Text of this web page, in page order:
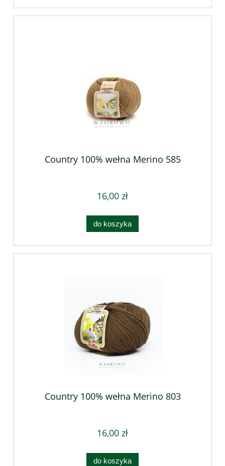
Country 100% wełna Merino 585
16,00 zł
do koszyka
Country 100% wełna Merino 803
16,00 zł
do koszyka